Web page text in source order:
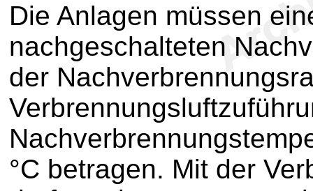
Die Anlagen müssen
nachgeschalteten
der
°C betragen. Mit der